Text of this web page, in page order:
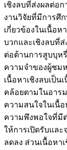
เชิงลบที่ส่งผลต่อ
งานวิจัยที่มีการศึ
เกี่ยวข้องในเนื้อ
บวกและเชิงลบที่
ต่อต้านการสูบบุห
ความจำของผู้ชม
เนื้อหาเชิงลบเป็
คล้อยตามในอาร
ความสนใจในเนื้
ความพึงพอใจที่มี
ให้การเปิดรับแล
ลดลง ส่วนเนื้อหา